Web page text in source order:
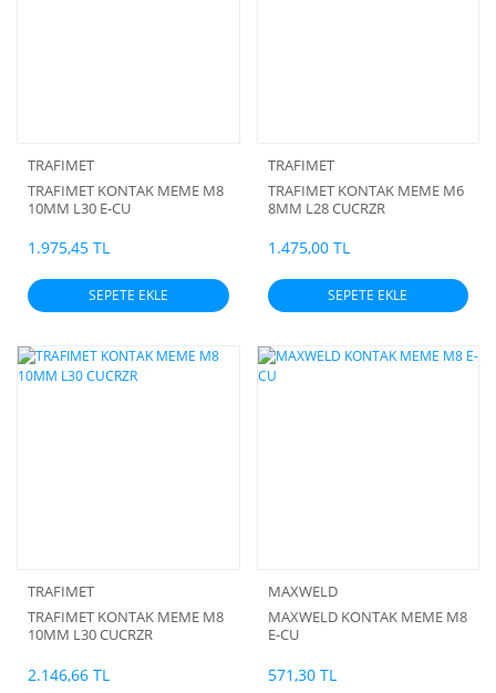
TRAFIMET
TRAFIMET KONTAK MEME M8
10MM L30 E-CU
1.975,45 TL
SEPETE EKLE
TRAFIMET
TRAFIMET KONTAK MEME M6
8MM L28 CUCRZR
1.475,00 TL
SEPETE EKLE
TRAFIMET
TRAFIMET KONTAK MEME M8
10MM L30 CUCRZR
2.146,66 TL
MAXWELD
MAXWELD KONTAK MEME M8
E-CU
571,30 TL